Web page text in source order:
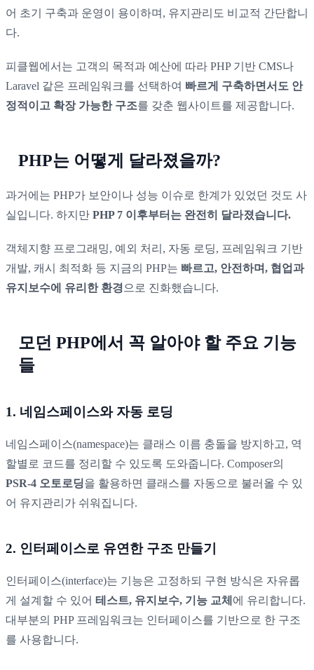
어 초기 구축과 운영이 용이하며, 유지관리도 비교적 간단합니
다.
피클웹에서는 고객의 목적과 예산에 따라 PHP 기반 CMS나
Laravel 같은 프레임워크를 선택하여 빠르게 구축하면서도 안
정적이고 확장 가능한 구조를 갖춘 웹사이트를 제공합니다.
PHP는 어떻게 달라졌을까?
과거에는 PHP가 보안이나 성능 이슈로 한계가 있었던 것도 사
실입니다. 하지만 PHP 7 이후부터는 완전히 달라졌습니다.
객체지향 프로그래밍, 예외 처리, 자동 로딩, 프레임워크 기반
개발, 캐시 최적화 등 지금의 PHP는 빠르고, 안전하며, 협업과
유지보수에 유리한 환경 으로 진화했습니다.
모던 PHP에서 꼭 알아야 할 주요 기능
들
1. 네임스페이스와 자동 로딩
네임스페이스(namespace)는 클래스 이름 충돌을 방지하고, 역
할별로 코드를 정리할 수 있도록 도와줍니다. Composer의
PSR-4 오토로딩을 활용하면 클래스를 자동으로 불러올 수 있
어 유지관리가 쉬워집니다.
2. 인터페이스로 유연한 구조 만들기
인터페이스(interface)는 기능은 고정하되 구현 방식은 자유롭
게 설계할 수 있어 테스트, 유지보수, 기능 교체 에 유리합니다.
대부분의 PHP 프레임워크는 인터페이스를 기반으로 한 구조
를 사용합니다.